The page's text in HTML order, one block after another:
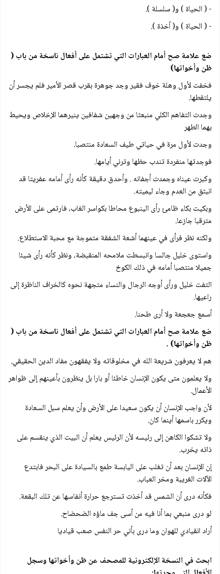
- ( الحياة ) و( سلسلة ).
- ( الحياة ) و( أخذة ).
ضع علامة صح أمام العبارات التي تشتمل على أفعال ناسخة من باب (
ظن وأخواتها)
فخفت لأول وهلة خوف فقير وجد جوهرة بقرب قصر الأمير فلم يجسر أن
يلتقطها.
وجدت التفاهم الكلي منبعثا من وجهين شفافين ينيرهما الإخلاص ويحيط
بهما الطهر
وجدت لأول مرة في حياتي طيف السعادة منتصبا.
فوجدتها منفردة تندب حظها وترني أيامها.
وكبرت عيناه وجمدت أجفانه . وأحدق دقيقة كأنه رأى أمامه عفريتا قد
انبثق من العدم وجاء ليميته.
وبكيت بكاء ظامئ رأى الينبوع محاطا بكواسر الغاب، فارتمى على الأرض
مترقبا جازعا.
ولكنه نظر فرأى في عينهما أشعة الشفقة متموجة مع محبة الاستطلاع.
واستوى خليل جالسا وانبسطت ملامحه المنقبضة، ونظر كأنه رأى شيئا
جميلا منتصبا أمامه في ذلك الكوخ
التفت خليل ورأى أوجه الرجال والنساء متجهة نحوه كالخراف الناظرة إلى
راعيها.
أسمع جعجعة ولا أرى طحنا.
ضع علامة صح أمام العبارات التي تشتمل على أفعال ناسخة من باب (
ظن وأخواتها) .
هم لا يعرفون شريعة الله في مخلوقاته ولا يفقهون مفاد الدين الحقيقي.
ولا يعلمون متى يكون الإنسان خاطئا أو بارا بل ينظرون بأعينهم إلى ظواهر
الأعمال.
لأن واجب الإنسان أن يكون سعيدا على الأرض وأن يعلم سبل السعادة
ويكرر باسمها أينما كان.
ولا تشكوا الكاهن إلى رئيسه لأن الرئيس يعلم أن البيت الذي ينقسم على
ذاته يخرب.
إن الإنسان بعد أن تغلب على اليابسة طمع بالسيادة على البحر فابتدع
الآلات الغريبة ومخر العباب.
فكأنه درى أن الشمس قد أخذت تسترجع حرارة أنفاسها عن تلك البقعة.
لو درى منبعي بما أنا فيه من أسى جف ماؤه الضحضاح.
أراد انقيادي للهوان وما درى بأني حر النفس صعب قياديا
ابحث في النسخة الإلكترونية للمصحف عن ظن وأخواتها وسجل